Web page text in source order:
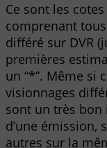
Ce sont les
comprenant
différé sur DVR
premières
un “*”. Même si
visionnages
sont un très
d’une émission,
autres sur la